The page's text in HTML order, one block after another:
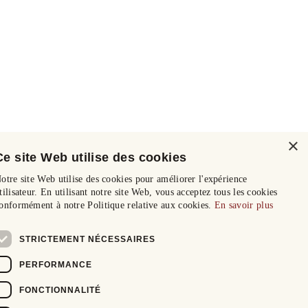
×
site Web utilise des cookies
site Web utilise des cookies pour améliorer l'expérience
En utilisant notre site Web, vous acceptez tous les cookies
à notre Politique relative aux cookies. En savoir plus
STRICTEMENT NÉCESSAIRES
PERFORMANCE
FONCTIONNALITÉ